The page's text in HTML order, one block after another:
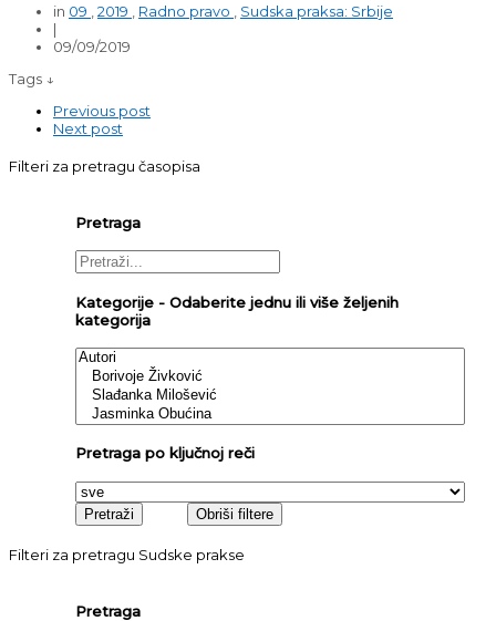
in 09 2019 Radno pravo
Sudska praksa: Srbije
|
09/09/2019
Tags ↓
Previous post
Next post
Filteri za pretragu časopisa
Pretraga
Kategorije - Odaberite jednu ili više željenih
kategorija
Pretraga po ključnoj reči
Filteri za pretragu Sudske prakse
Pretraga